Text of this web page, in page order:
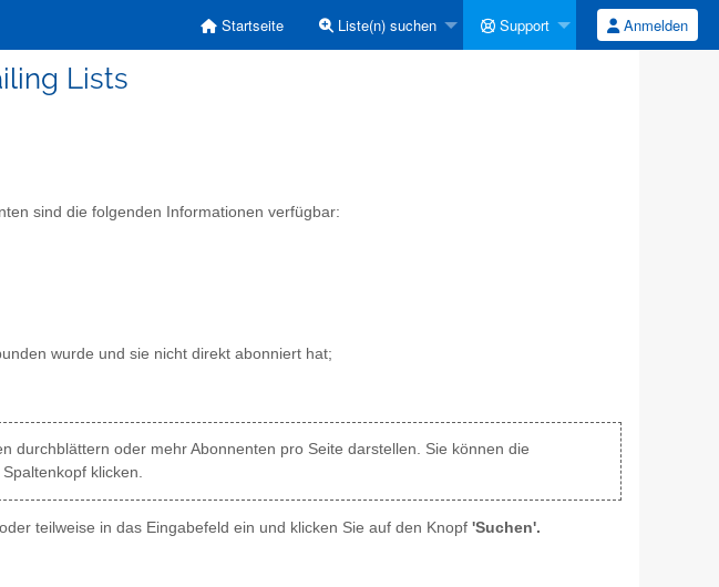
Startseite Liste(n) suchen Support Anmelden
Lists
sind die folgenden Informationen verfügbar:
wurde und sie nicht direkt abonniert hat;
durchblättern oder mehr Abonnenten pro Seite darstellen. Sie können die
klicken.
teilweise in das Eingabefeld ein und klicken Sie auf den Knopf 'Suchen'.